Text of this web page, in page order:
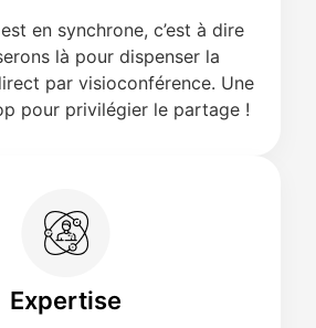
en synchrone, c’est à dire
là pour dispenser la
par visioconférence. Une
pour privilégier le partage !
Expertise